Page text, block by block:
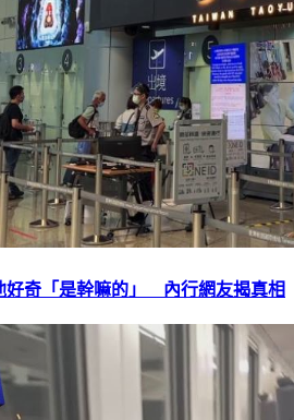
好奇「是幹嘛的」 內行網友揭真相